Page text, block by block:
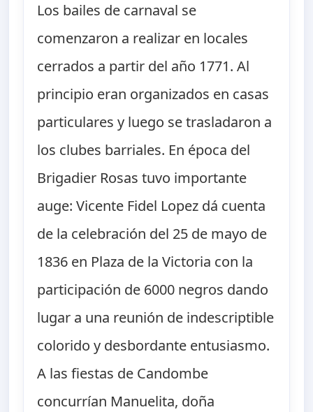
Los bailes de carnaval se
comenzaron a realizar en locales
cerrados a partir del año 1771. Al
principio eran organizados en casas
particulares y luego se trasladaron a
los clubes barriales. En época del
Brigadier Rosas tuvo importante
auge: Vicente Fidel Lopez dá cuenta
de la celebración del 25 de mayo de
1836 en Plaza de la Victoria con la
participación de 6000 negros dando
lugar a una reunión de indescriptible
colorido y desbordante entusiasmo.
A las fiestas de Candombe
concurrían Manuelita, doña